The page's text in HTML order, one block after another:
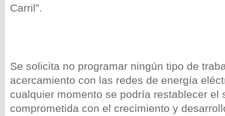
Carril”.
Se solicita no programar ningún tipo de
acercamiento con las redes de energía
cualquier momento se podría restablecer el
comprometida con el crecimiento y